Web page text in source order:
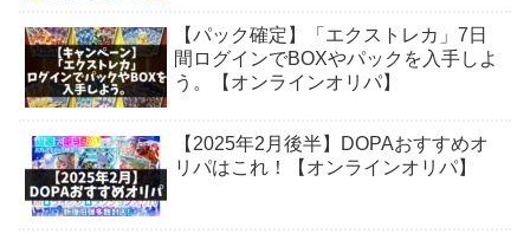
【パック確定】「エクストレカ」7日
間ログインでBOXやパックを入手しよ
う。【オンラインオリパ】
【2025年2月後半】DOPAおすすめオ
リパはこれ！【オンラインオリパ】